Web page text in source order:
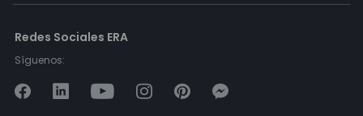
Redes Sociales ERA
Síguenos: